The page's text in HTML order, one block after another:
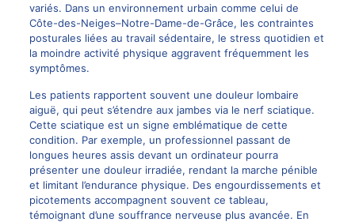
variés. Dans un environnement urbain comme celui de
Côte-des-Neiges–Notre-Dame-de-Grâce, les contraintes
posturales liées au travail sédentaire, le stress quotidien et
la moindre activité physique aggravent fréquemment les
symptômes.
Les patients rapportent souvent une douleur lombaire
aiguë, qui peut s’étendre aux jambes via le nerf sciatique.
Cette sciatique est un signe emblématique de cette
condition. Par exemple, un professionnel passant de
longues heures assis devant un ordinateur pourra
présenter une douleur irradiée, rendant la marche pénible
et limitant l’endurance physique. Des engourdissements et
picotements accompagnent souvent ce tableau,
témoignant d’une souffrance nerveuse plus avancée. En